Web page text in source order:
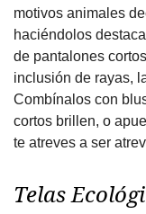
motivos animales
haciéndolos
de pantalones
inclusión de rayas,
Combínalos con
cortos brillen, o
te atreves a ser
Telas